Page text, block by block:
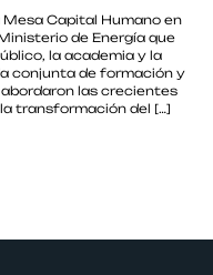
Capital Humano en
de Energía que
la academia y la
conjunta de formación y
las crecientes
transformación del […]